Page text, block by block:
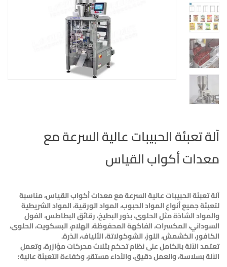
آلة تعبئة الحبيبات عالية السرعة مع
معدات أكواب القياس
آلة تعبئة الحبيبات عالية السرعة مع معدات أكواب القياس، مناسبة
لتعبئة جميع أنواع المواد الحبوب، المواد الورقية، المواد الشريطية
والمواد الشاذة مثل الحلوى، بذور البطيخ، رقائق البطاطس، الفول
السوداني، المكسرات، الفاكهة المحفوظة، الهلام، البسكويت، الحلوى،
الكافور، الكشمش، اللوز، الشوكولاتة، الألياف، الذرة.
تعتمد الآلة بالكامل على نظام تحكم بثلاث محركات مؤازرة، وتعمل
الآلة بسلاسة، والعمل دقيق، والأداء مستقر، وكفاءة التعبئة عالية؛